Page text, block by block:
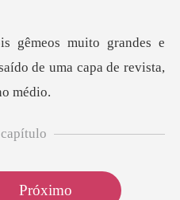
e
de uma capa
Próximo